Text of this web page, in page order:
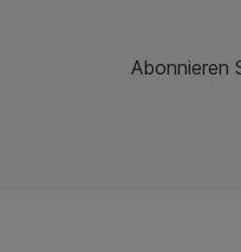
Abonnieren